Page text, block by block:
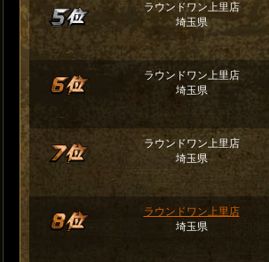
ラウンドワン上里店
埼玉県
ラウンドワン上里店
埼玉県
ラウンドワン上里店
埼玉県
ラウンドワン上里店
埼玉県